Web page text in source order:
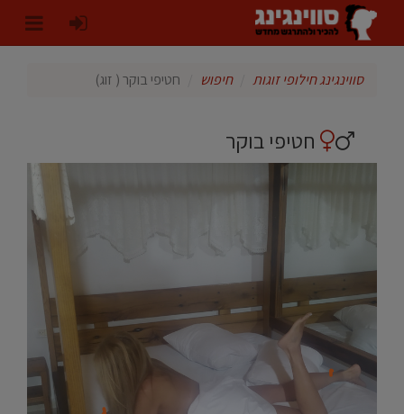
סווינגינג חילופי זוגות חיפוש חטיפי בוקר ( זוג)
חטיפי בוקר